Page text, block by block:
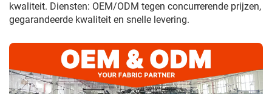
kwaliteit. Diensten: OEM/ODM tegen concurrerende prijzen,
gegarandeerde kwaliteit en snelle levering.